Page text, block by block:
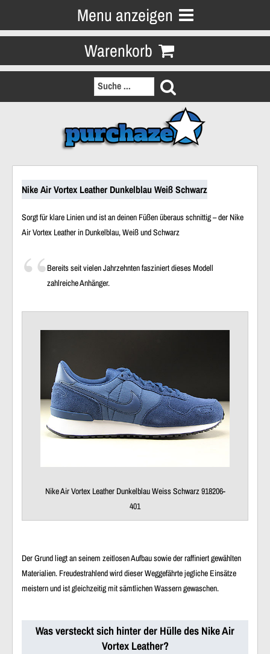
Menu anzeigen
Warenkorb
Nike Air Vortex Leather Dunkelblau Weiß Schwarz
Sorgt für klare Linien und ist an deinen Füßen überaus schnittig – der Nike
Air Vortex Leather in Dunkelblau, Weiß und Schwarz
Bereits seit vielen Jahrzehnten fasziniert dieses Modell
zahlreiche Anhänger.
Nike Air Vortex Leather Dunkelblau Weiss Schwarz 918206-
401
Der Grund liegt an seinem zeitlosen Aufbau sowie der raffiniert gewählten
Materialien. Freudestrahlend wird dieser Weggefährte jegliche Einsätze
meistern und ist gleichzeitig mit sämtlichen Wassern gewaschen.
Was versteckt sich hinter der Hülle des Nike Air
Vortex Leather?